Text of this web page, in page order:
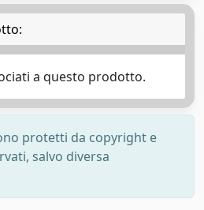
a questo prodotto.
protetti da copyright e
salvo diversa